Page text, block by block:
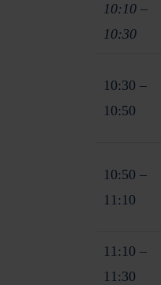
10:10 –
10:30
10:30 –
10:50
10:50 –
11:10
11:10 –
11:30